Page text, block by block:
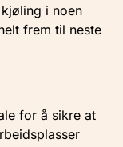
i noen
frem til neste
for å sikre at